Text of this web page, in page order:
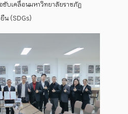
บเคลื่อนมหาวิทยาลัยราชภัฏ
น (SDGs)